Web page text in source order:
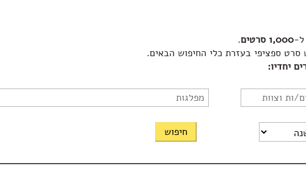
ל-1,000 סרטים
.
סרט ספציפי בעזרת כלי החיפוש הבאים.
יחדיו: